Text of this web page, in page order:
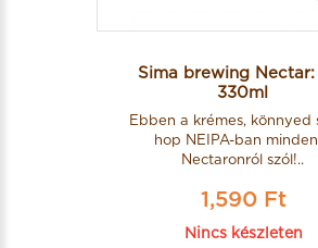
Sima brewing Nectar:
330ml
Ebben a krémes, könnyed
hop NEIPA-ban
Nectaronról szól!..
1,590 Ft
Nincs készleten